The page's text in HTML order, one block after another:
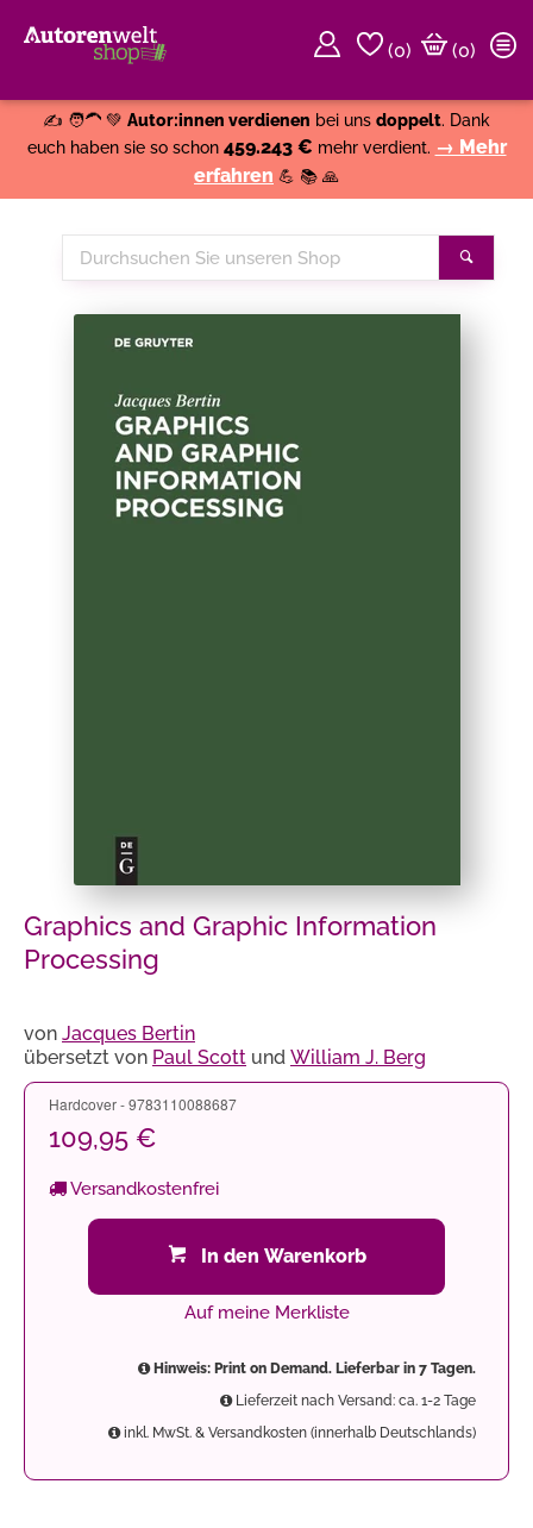
(0)
(0)
✍️ 🧑‍🦱 💚 Autor:innen verdienen bei uns doppelt. Dank
euch haben sie so schon 459.243 € mehr verdient. → Mehr
erfahren 💪 📚 🙏
Durchsuchen
Sie
Graphics and Graphic Information
Processing
von Jacques Bertin
übersetzt von Paul Scott und William J. Berg
Hardcover - 9783110088687
109,95 €
Versandkostenfrei
In den Warenkorb
Auf meine Merkliste
Hinweis: Print on Demand. Lieferbar in 7 Tagen.
Lieferzeit nach Versand: ca. 1-2 Tage
inkl. MwSt. & Versandkosten (innerhalb Deutschlands)